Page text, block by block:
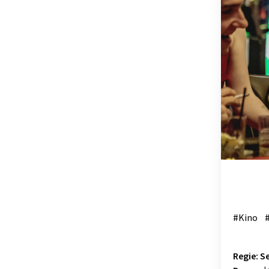
THERMEN-
#Kino
Regie: